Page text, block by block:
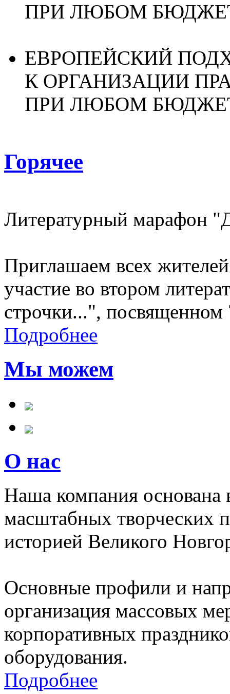
ПРИ ЛЮБОМ
ЕВРОПЕЙСКИЙ
К ОРГАНИЗАЦИИ
ПРИ ЛЮБОМ
Горячее
Литературный марафон
Приглашаем всех
участие во втором
строчки...",
Подробнее
Мы можем
О нас
Наша компания основана
масштабных творческих
историей Великого
Основные профили и
организация массовых
корпоративных
оборудования.
Подробнее